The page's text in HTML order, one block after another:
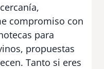
compromiso con
para
propuestas
Tanto si eres